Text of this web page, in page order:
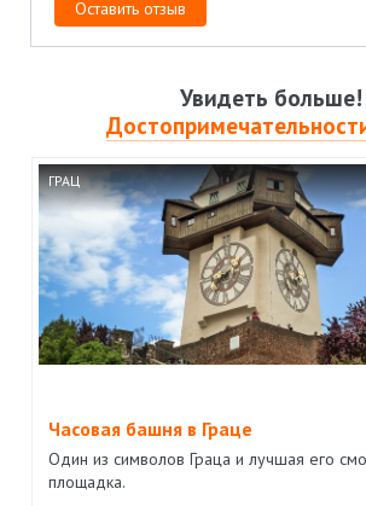
Увидеть больше!
ГРАЦ
Часовая башня в Граце
Один из символов Граца и лучшая его
площадка.